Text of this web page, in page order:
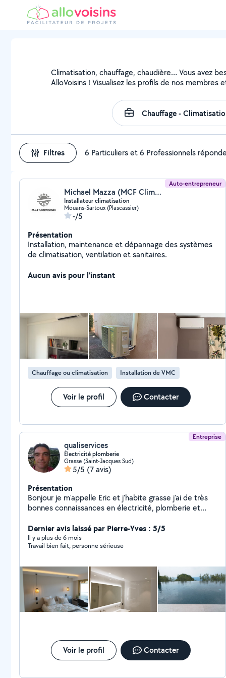
Climatisation, chauffage, chaudière… Vous avez
AlloVoisins ! Visualisez les profils de nos membres
Filtres 6 Particuliers et 6 Professionnels
Auto-entrepreneur
Michael Mazza (MCF Climatisation)
Installateur climatisation
Mouans-Sartoux (Plascassier)
-/5
Présentation
Installation, maintenance et dépannage des systèmes
de climatisation, ventilation et sanitaires.
Aucun avis pour l'instant
Chauffage ou climatisation Installation de VMC
Voir le profil Contacter
Entreprise
qualiservices
Électricité plomberie
Grasse (Saint-Jacques Sud)
5/5 (7 avis)
Présentation
Bonjour je m'appelle Eric et j'habite grasse j'ai de très
bonnes connaissances en électricité, plomberie et
Dernier avis laissé par Pierre-Yves : 5/5
Il y a plus de 6 mois
Travail bien fait, personne sérieuse
Voir le profil Contacter